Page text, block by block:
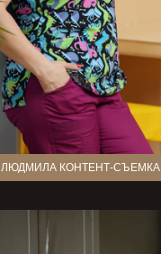
ЛЮДМИЛА КОНТЕНТ-СЪЕМКА